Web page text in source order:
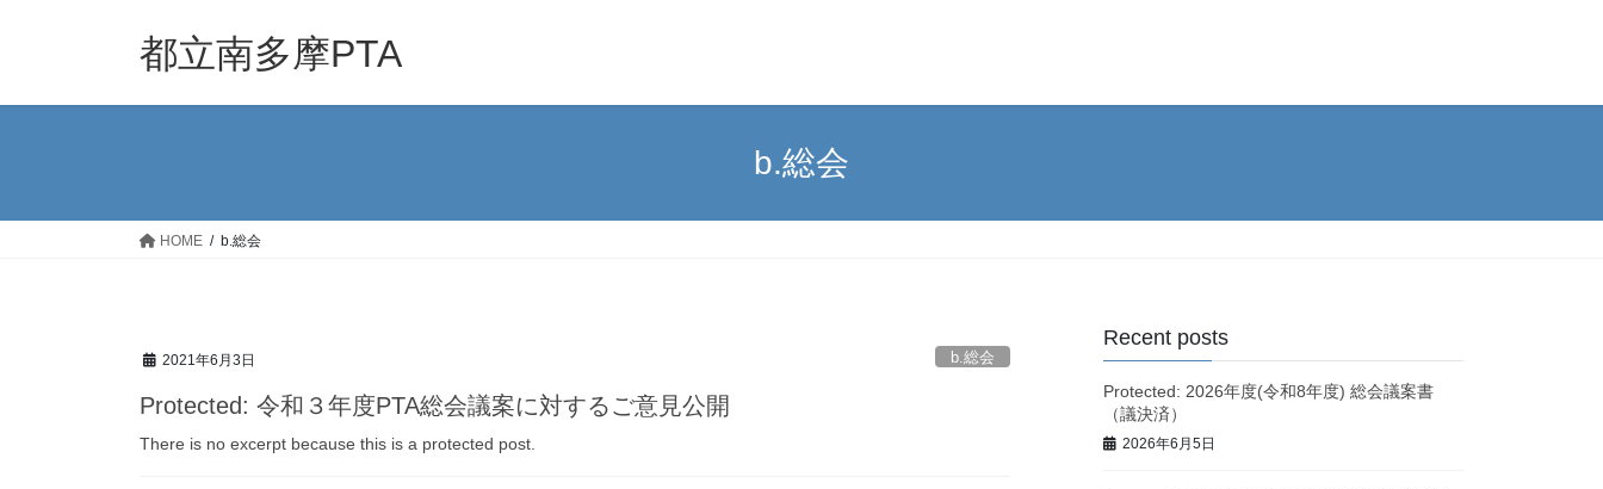
都立南多摩PTA
b.総会
HOME b.総会
2021年6月3日 b.総会
Protected: 令和３年度PTA総会議案に対するご意見公開
There is no excerpt because this is a protected post.
Recent posts
Protected: 2026年度(令和8年度) 総会議案書
（議決済）
2026年6月5日